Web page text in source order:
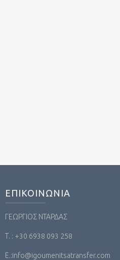
ΕΠΙΚΟΙΝΩΝΙΑ
ΓΕΩΡΓΙΟΣ ΝΤΑΡΔΑΣ
Τ. : +30 6938 093 258
Ε.:info@igoumenitsatransfer.com